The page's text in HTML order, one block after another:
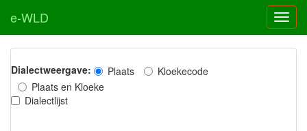
e-WLD
Dialectweergave: Plaats
Kloekecode
Plaats en Kloeke
Dialectlijst